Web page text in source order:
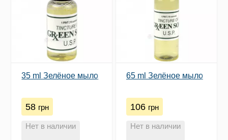
35 ml Зелёное мыло
58 грн
Нет в наличии
65 ml Зелёное мыло
106 грн
Нет в наличии